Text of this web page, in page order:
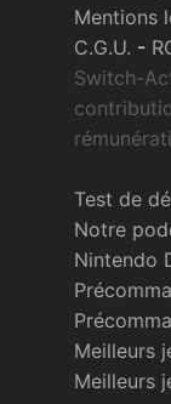
Mentions
C.G.U. -
Switch-
Test de
Notre
Nintendo
Meilleurs
Meilleurs